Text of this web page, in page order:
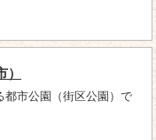
都市公園（街区公園）で